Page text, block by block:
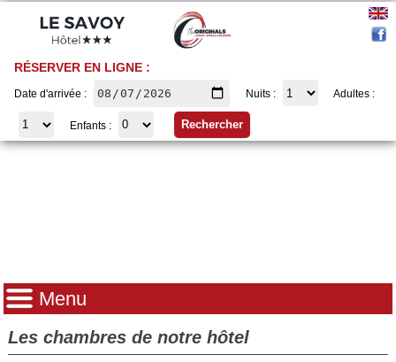
RÉSERVER EN LIGNE :
Date d'arrivée : Nuits : Adultes :
Enfants :
Menu
Les chambres de notre hôtel